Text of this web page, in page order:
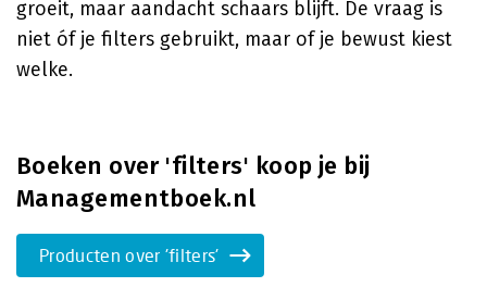
groeit, maar aandacht schaars blijft. De vraag is
niet óf je filters gebruikt, maar of je bewust kiest
welke.
Boeken over 'filters' koop je bij
Managementboek.nl
Producten over 'filters'